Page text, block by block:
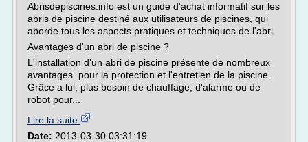
Abrisdepiscines.info est un guide d'achat informatif sur les
abris de piscine destiné aux utilisateurs de piscines, qui
aborde tous les aspects pratiques et techniques de l'abri.
Avantages d'un abri de piscine ?
L'installation d'un abri de piscine présente de nombreux
avantages pour la protection et l'entretien de la piscine.
Grâce a lui, plus besoin de chauffage, d'alarme ou de
robot pour...
Lire la suite
Date: 2013-03-30 03:31:19